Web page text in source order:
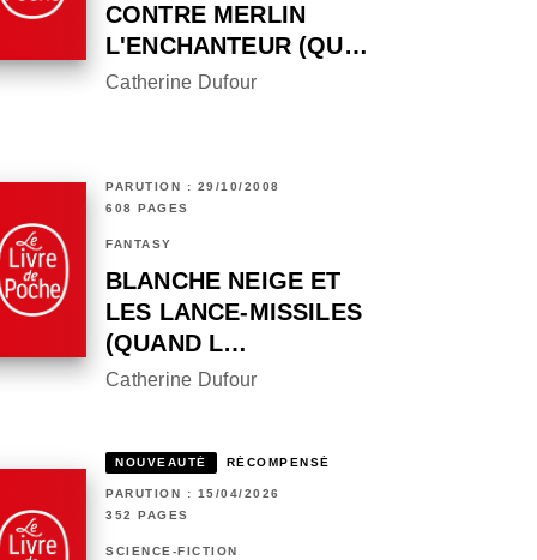
CONTRE MERLIN
L'ENCHANTEUR (QU…
Catherine Dufour
PARUTION : 29/10/2008
608 PAGES
FANTASY
BLANCHE NEIGE ET
LES LANCE-MISSILES
(QUAND L…
Catherine Dufour
NOUVEAUTÉ RÉCOMPENSÉ
PARUTION : 15/04/2026
352 PAGES
SCIENCE-FICTION